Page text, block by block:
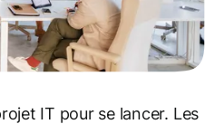
IT pour se lancer. Les